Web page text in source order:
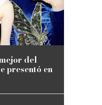
del
presentó en